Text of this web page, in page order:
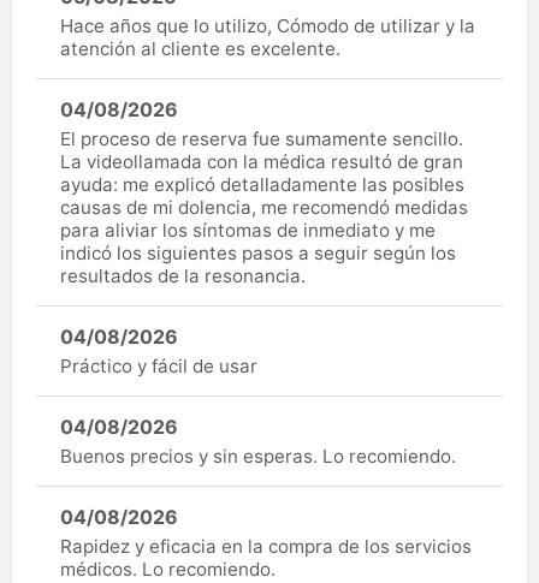
Hace años que lo utilizo, Cómodo de utilizar y la
atención al cliente es excelente.
04/08/2026
El proceso de reserva fue sumamente sencillo.
La videollamada con la médica resultó de gran
ayuda: me explicó detalladamente las posibles
causas de mi dolencia, me recomendó medidas
para aliviar los síntomas de inmediato y me
indicó los siguientes pasos a seguir según los
resultados de la resonancia.
04/08/2026
Práctico y fácil de usar
04/08/2026
Buenos precios y sin esperas. Lo recomiendo.
04/08/2026
Rapidez y eficacia en la compra de los servicios
médicos. Lo recomiendo.